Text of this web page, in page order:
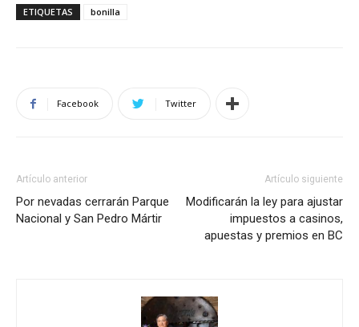
ETIQUETAS bonilla
Facebook Twitter
Artículo anterior
Por nevadas cerrarán Parque
Nacional y San Pedro Mártir
Artículo siguiente
Modificarán la ley para ajustar
impuestos a casinos,
apuestas y premios en BC